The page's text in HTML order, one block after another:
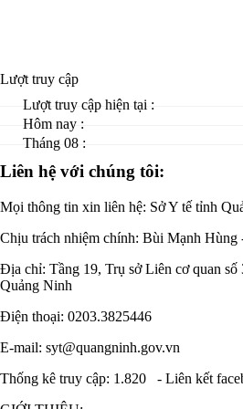
Lượt truy cập
Lượt truy cập hiện tại :
Hôm nay :
Tháng 08 :
Liên hệ với chúng tôi:
Mọi thông tin xin liên hệ: Sở Y tế tỉnh
Chịu trách nhiệm chính: Bùi Mạnh Hùng
Địa chỉ: Tầng 19, Trụ sở Liên cơ quan
Quảng Ninh
Điện thoại: 0203.3825446
E-mail: syt@quangninh.gov.vn
Thống kê truy cập: 1.820
- Liên kết